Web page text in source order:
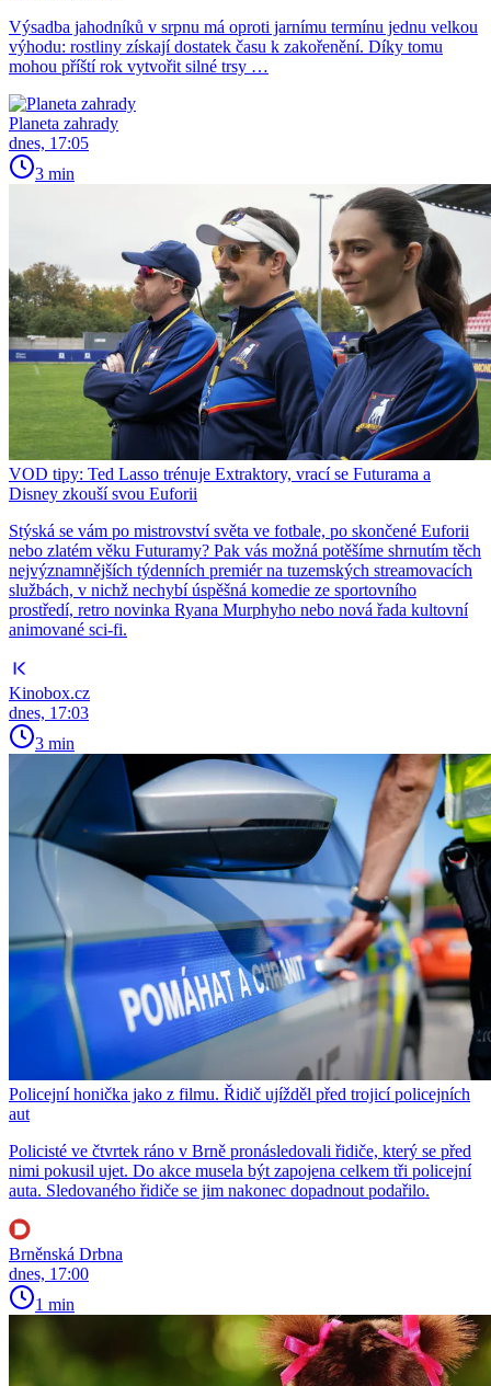
Výsadba jahodníků v srpnu má oproti jarnímu termínu jednu velkou
výhodu: rostliny získají dostatek času k zakořenění. Díky tomu
mohou příští rok vytvořit silné trsy …
Planeta zahrady
dnes, 17:05
3 min
VOD tipy: Ted Lasso trénuje Extraktory, vrací se Futurama a
Disney zkouší svou Euforii
Stýská se vám po mistrovství světa ve fotbale, po skončené Euforii
nebo zlatém věku Futuramy? Pak vás možná potěšíme shrnutím těch
nejvýznamnějších týdenních premiér na tuzemských streamovacích
službách, v nichž nechybí úspěšná komedie ze sportovního
prostředí, retro novinka Ryana Murphyho nebo nová řada kultovní
animované sci-fi.
Kinobox.cz
dnes, 17:03
3 min
Policejní honička jako z filmu. Řidič ujížděl před trojicí policejních
aut
Policisté ve čtvrtek ráno v Brně pronásledovali řidiče, který se před
nimi pokusil ujet. Do akce musela být zapojena celkem tři policejní
auta. Sledovaného řidiče se jim nakonec dopadnout podařilo.
Brněnská Drbna
dnes, 17:00
1 min